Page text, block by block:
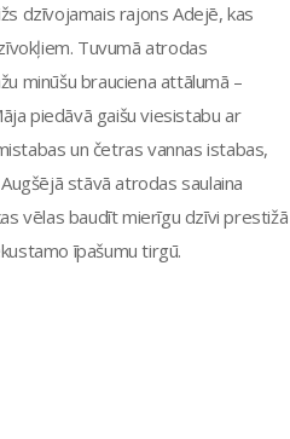
dzīvojamais rajons Adejē, kas
Tuvumā atrodas
minūšu brauciena attālumā –
piedāvā gaišu viesistabu ar
un četras vannas istabas,
stāvā atrodas saulaina
vēlas baudīt mierīgu dzīvi prestižā
īpašumu tirgū.